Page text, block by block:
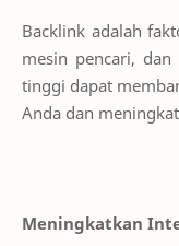
Backlink adalah
mesin pencari,
tinggi dapat
Anda dan
Meningkatkan